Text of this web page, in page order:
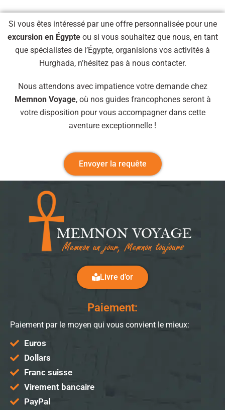
Si vous êtes intéressé par une offre personnalisée pour une
excursion en Égypteou si vous souhaitez que nous, en tant
que spécialistes de l’Égypte, organisions vos activités à
Hurghada, n’hésitez pas à nous contacter.
Nous attendons avec impatience votre demande chez
Memnon Voyage, où nos guides francophones seront à
votre disposition pour vous accompagner dans cette
aventure exceptionnelle !
Envoyer la requête
Livre d’or
Paiement:
Paiement par le moyen qui vous convient le mieux:
Euros
Dollars
Franc suisse
Virement bancaire
PayPal